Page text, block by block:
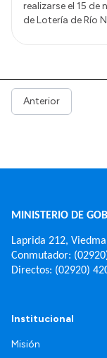
realizarse el 15 de
de Lotería de Río
Anterior
MINISTERIO DE
Laprida 212,
Conmutador:
Directos: (02920)
Institucional
Misión